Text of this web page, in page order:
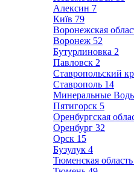
Алексин 7
Київ 79
Воронежская
Воронеж 52
Бутурлиновка 2
Павловск 2
Ставропольский
Ставрополь 14
Минеральные
Пятигорск 5
Оренбургская
Оренбург 32
Орск 15
Бузулук 4
Тюменская область